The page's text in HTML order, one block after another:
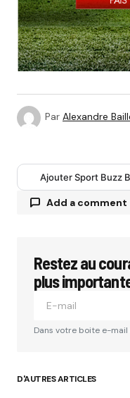
Par Alexandre
Ajouter Sport Buzz
Add a comment
Votre adresse e-
champs
Restez au
plus
Dans votre boite e-mail
D'AUTRES ARTICLES